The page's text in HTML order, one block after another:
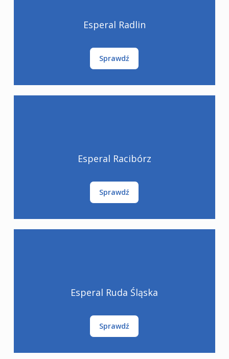
Esperal Radlin
Sprawdź
Esperal Racibórz
Sprawdź
Esperal Ruda Śląska
Sprawdź